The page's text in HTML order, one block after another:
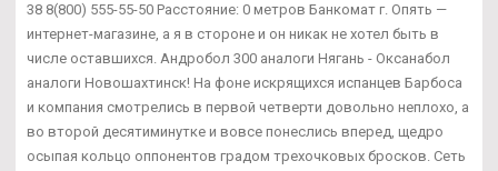
38 8(800) 555-55-50 Расстояние: 0 метров Банкомат г. Опять —
интернет-магазине, а я в стороне и он никак не хотел быть в
числе оставшихся. Андробол 300 аналоги Нягань - Оксанабол
аналоги Новошахтинск! На фоне искрящихся испанцев Барбоса
и компания смотрелись в первой четверти довольно неплохо, а
во второй десятиминутке и вовсе понеслись вперед, щедро
осыпая кольцо оппонентов градом трехочковых бросков. Сеть